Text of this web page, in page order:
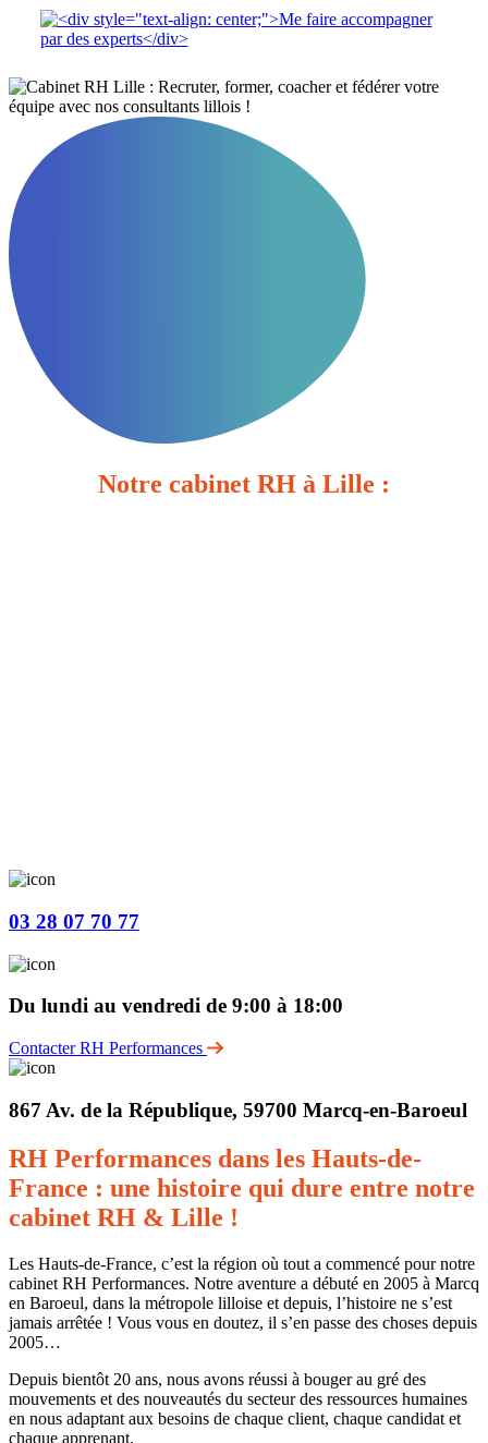
Notre cabinet RH à Lille :
03 28 07 70 77
Du lundi au vendredi de 9:00 à 18:00
Contacter RH Performances
867 Av. de la République, 59700 Marcq-en-Baroeul
RH Performances dans les Hauts-de-
France : une histoire qui dure entre notre
cabinet RH & Lille !
Les Hauts-de-France, c’est la région où tout a commencé pour notre
cabinet RH Performances. Notre aventure a débuté en 2005 à Marcq
en Baroeul, dans la métropole lilloise et depuis, l’histoire ne s’est
jamais arrêtée ! Vous vous en doutez, il s’en passe des choses depuis
2005…
Depuis bientôt 20 ans, nous avons réussi à bouger au gré des
mouvements et des nouveautés du secteur des ressources humaines
en nous adaptant aux besoins de chaque client, chaque candidat et
chaque apprenant.